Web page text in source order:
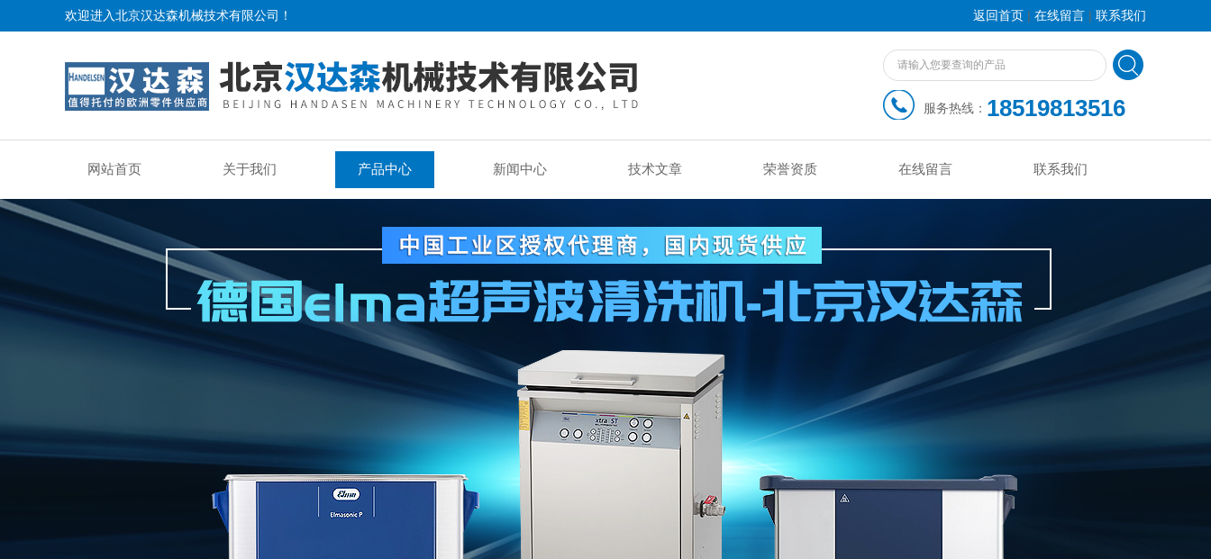
欢迎进入北京汉达森机械技术有限公司！ 返回首页 | 在线留言 | 联系我们
服务热线： 18519813516
网站首页 关于我们 产品中心 新闻中心 技术文章 荣誉资质 在线留言 联系我们